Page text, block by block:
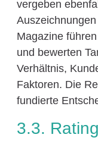
vergeben
Magazine
und bewerten
Verhältnis,
Faktoren. Die
fundierte
3.3.